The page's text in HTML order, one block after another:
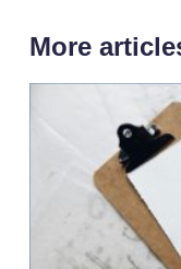
More